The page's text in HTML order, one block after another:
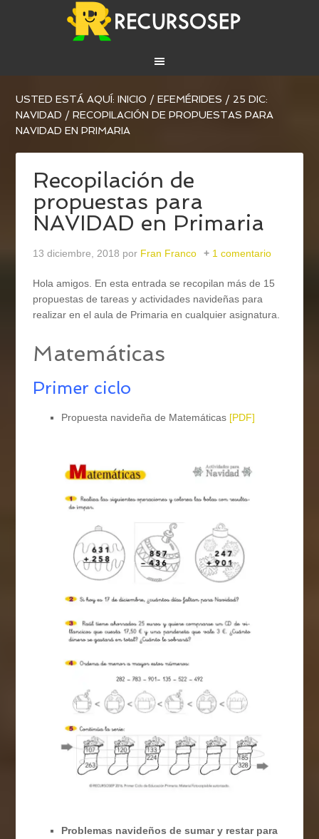
USTED ESTÁ AQUÍ:INICIO / EFEMÉRIDES / 25 DIC:
NAVIDAD / RECOPILACIÓN DE PROPUESTAS PARA
NAVIDAD EN PRIMARIA
Recopilación de
propuestas para
NAVIDAD en Primaria
13 diciembre, 2018 por Fran Franco 1 comentario
Hola amigos. En esta entrada se recopilan más de 15
propuestas de tareas y actividades navideñas para
realizar en el aula de Primaria en cualquier asignatura.
Matemáticas
Primer ciclo
Propuesta navideña de Matemáticas [PDF]
Problemas navideños de sumar y restar para